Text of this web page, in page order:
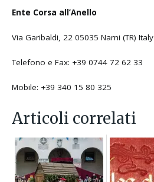
Ente Corsa all’Anello
Via Garibaldi, 22 05035 Narni (TR) Italy
Telefono e Fax: +39 0744 72 62 33
Mobile: +39 340 15 80 325
Articoli correlati